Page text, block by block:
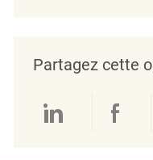
Partagez cette
Partager